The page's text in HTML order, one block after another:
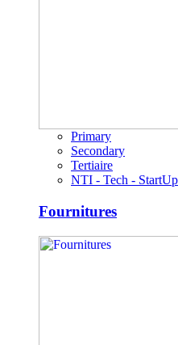
Primary
Secondary
Tertiaire
NTI - Tech - StartUp
Fournitures